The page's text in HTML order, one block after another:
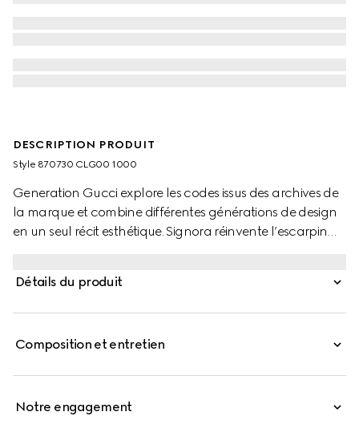
DESCRIPTION PRODUIT
Style ‎870730 CLG00 1000
Generation Gucci explore les codes issus des archives de
la marque et combine différentes générations de design
en un seul récit esthétique. Signora réinvente l’escarpin
ajoutant une touche contemporaine à un glamour
Détails du produit
Composition et entretien
Notre engagement